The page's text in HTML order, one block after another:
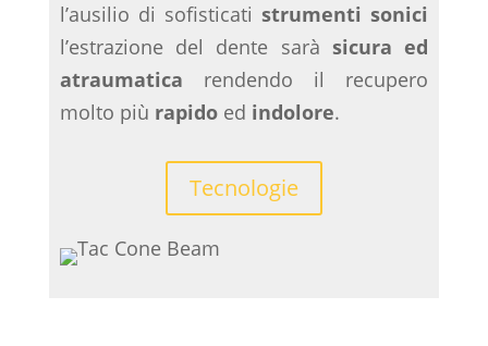
l’ausilio di sofisticatistrumenti sonici
l’estrazione del dente sarà sicura ed
atraumatica rendendo il recupero
molto più rapidoed indolore.
Tecnologie